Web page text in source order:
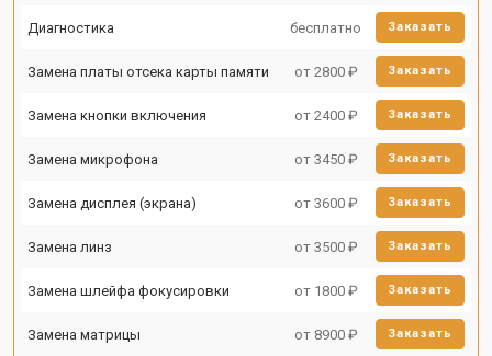
Диагностика бесплатно Заказать
Замена платы отсека карты памяти от 2800 ₽ Заказать
Замена кнопки включения от 2400 ₽ Заказать
Замена микрофона от 3450 ₽ Заказать
Замена дисплея (экрана) от 3600 ₽ Заказать
Замена линз от 3500 ₽ Заказать
Замена шлейфа фокусировки от 1800 ₽ Заказать
Замена матрицы от 8900 ₽ Заказать